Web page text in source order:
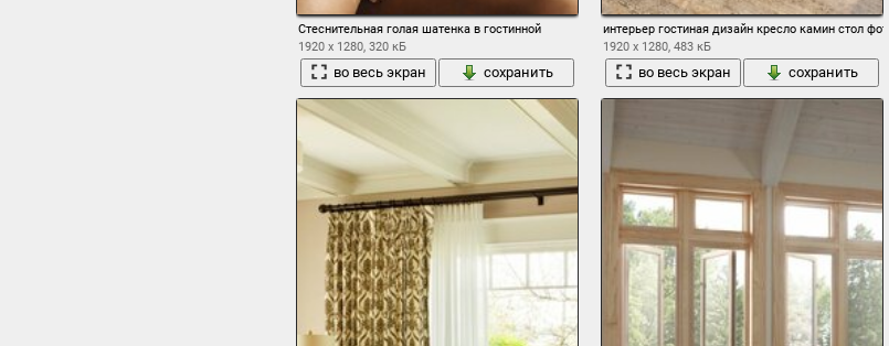
Стеснительная голая шатенка в гостинной
1920 x 1280, 320 кБ
во весь экран сохранить
интерьер гостиная дизайн кресло камин стол фото
1920 x 1280, 483 кБ
во весь экран сохранить